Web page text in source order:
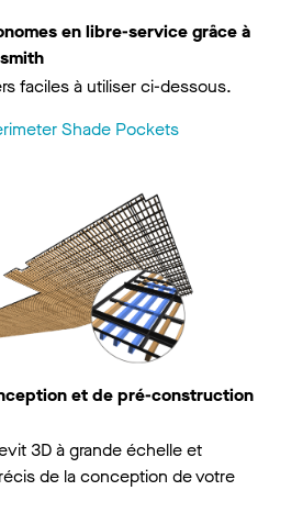
en libre-service grâce à
faciles à utiliser ci-dessous.
Shade Pockets
et de pré-construction
3D à grande échelle et
de la conception de votre